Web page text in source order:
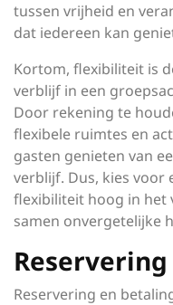
tussen vrijheid en
dat iedereen kan
Kortom, flexibiliteit is
verblijf in een
Door rekening te
flexibele ruimtes en
gasten genieten van
verblijf. Dus, kies voor
flexibiliteit hoog in het
samen onvergetelijke
Reservering en